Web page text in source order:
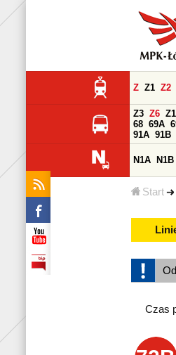
Start
Z Z1 Z2
Z3 Z6
68 69A
91A 91B
N1A N1B
Czas